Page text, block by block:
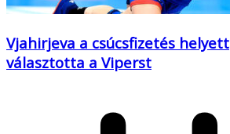
Vjahirjeva a csúcsfizetés helyett
választotta a Viperst